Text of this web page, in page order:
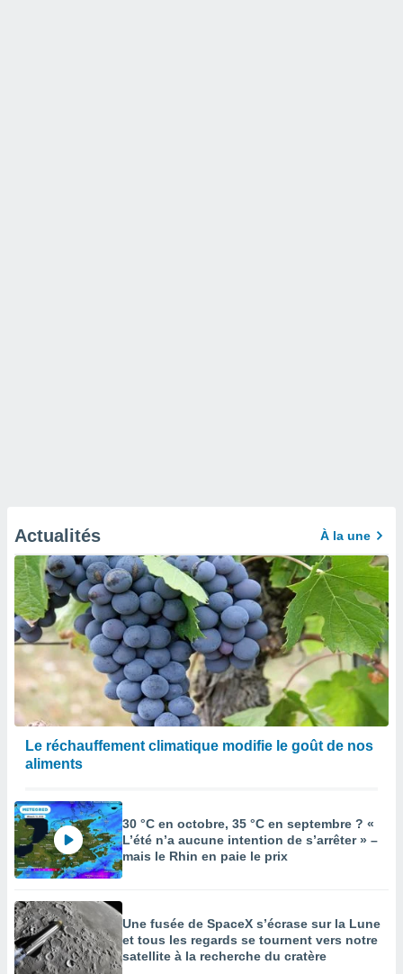
Actualités À la une
Le réchauffement climatique modifie le goût de nos
aliments
30 °C en octobre, 35 °C en septembre ? «
L’été n’a aucune intention de s’arrêter » –
mais le Rhin en paie le prix
Une fusée de SpaceX s’écrase sur la Lune
et tous les regards se tournent vers notre
satellite à la recherche du cratère